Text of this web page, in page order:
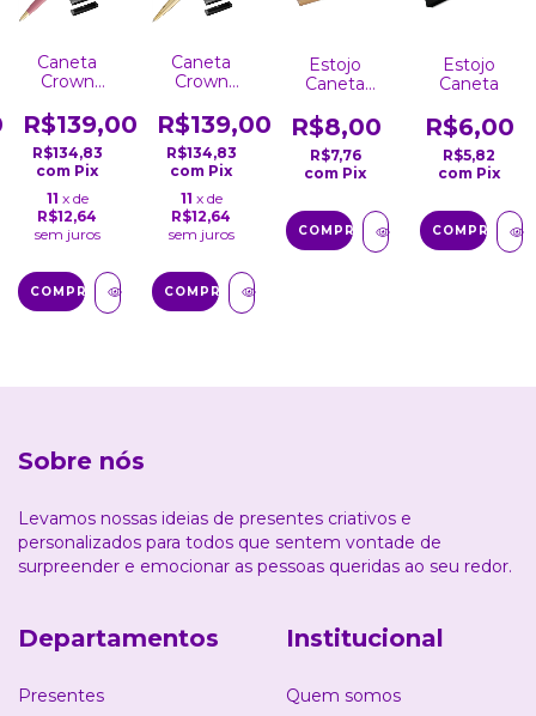
Caneta
Crown
Personalizada
Gravação
Nome
Logo
Luxo Cap
R$139,00
R$134,83
com Pix
11 x de
R$12,64
sem juros
COMPRAR
Caneta
Crown
Personalizada
Gravação
Nome
Logo
Luxo Cap
R$139,00
R$134,83
com Pix
11 x de
R$12,64
sem juros
COMPRAR
Estojo
Caneta
Estampa
Bambu
R$8,00
R$7,76
com Pix
Estojo
Caneta
R$6,00
R$5,82
com Pix
Sobre nós
Levamos nossas ideias de presentes criativos e
personalizados para todos que sentem vontade de
surpreender e emocionar as pessoas queridas ao seu redor.
Departamentos
Presentes
Institucional
Quem somos